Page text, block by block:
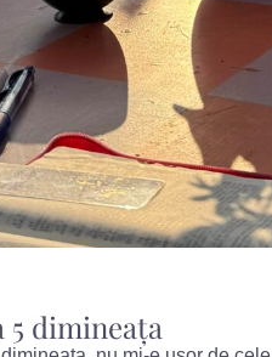
5 dimineața